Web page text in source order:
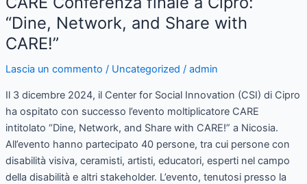
“Dine, Network, and Share with
CARE!”
Lascia un commento / Uncategorized / admin
Il 3 dicembre 2024, il Center for Social Innovation (CSI) di Cipro
ha ospitato con successo l’evento moltiplicatore CARE
intitolato “Dine, Network, and Share with CARE!” a Nicosia.
All’evento hanno partecipato 40 persone, tra cui persone con
disabilità visiva, ceramisti, artisti, educatori, esperti nel campo
della disabilità e altri stakeholder. L’evento, tenutosi presso la
Conferenza
finale
a
Cipro:
Network,
and
Share
with
CARE!”